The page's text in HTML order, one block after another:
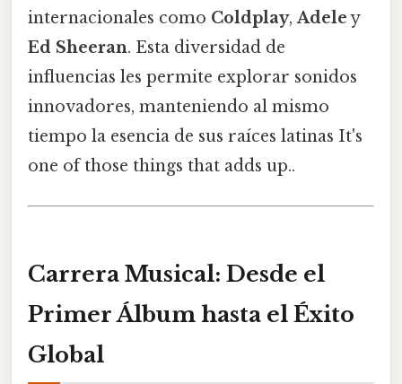
internacionales como Coldplay,Adeley
Ed Sheeran. Esta diversidad de
influencias les permite explorar sonidos
innovadores, manteniendo al mismo
tiempo la esencia de sus raíces latinas It's
one of those things that adds up..
Carrera Musical: Desde el
Primer Álbum hasta el Éxito
Global